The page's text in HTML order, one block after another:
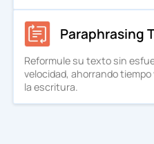
Paraphrasing
Reformule su texto sin
velocidad, ahorrando
la escritura.